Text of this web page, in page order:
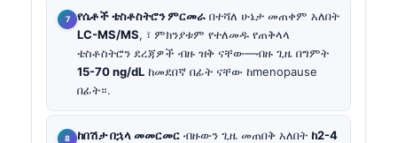
የሴቶች ቴስቶስትሮን ምርመራ በተሻለ ሁኔታ መጠቀም አለበት
LC-MS/MS, ፣ ምክንያቱም የተለመዱ የጠቅላላ
ቴስቶስትሮን ደረጃዎች ብዙ ዝቅ ናቸው—ብዙ ጊዜ በግምት
15-70 ng/dL ከመደበኛ በፊት ናቸው ከmenopause
በፊት።.
ከበሽታ በኋላ መመርመር ብዙውን ጊዜ መጠበቅ አለበት ከ2-4